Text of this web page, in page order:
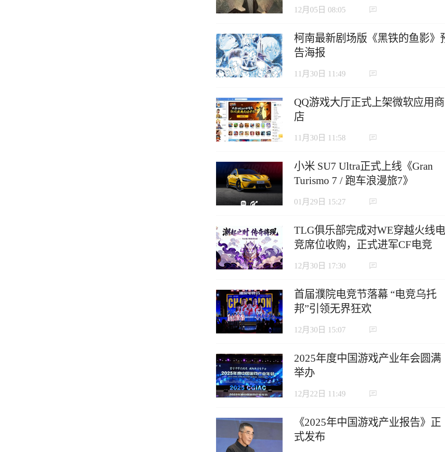
12月05日 08:05
柯南最新剧场版《黑铁的鱼影》
告海报
11月30日 11:49
QQ游戏大厅正式上架微软应用商
店
11月30日 11:58
小米 SU7 Ultra正式上线《Gran
Turismo 7 / 跑车浪漫旅7》
01月29日 15:27
TLG俱乐部完成对WE穿越火线电
竞席位收购，正式进军CF电竞
12月30日 17:30
首届濮院电竞节落幕 “电竞乌托
邦”引领无界狂欢
12月30日 15:07
2025年度中国游戏产业年会圆满
举办
12月22日 11:49
《2025年中国游戏产业报告》正
式发布